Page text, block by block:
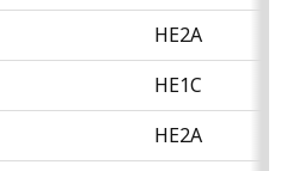
HE2A
HE1C
HE2A